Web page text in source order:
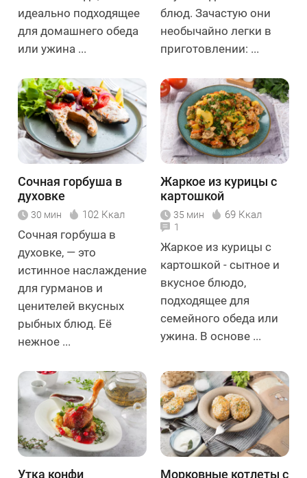
идеально подходящее
для домашнего обеда
или ужина ...
блюд. Зачастую они
необычайно легки в
приготовлении: ...
Сочная горбуша в
духовке
30 мин 102 Ккал
Сочная горбуша в
духовке, — это
истинное наслаждение
для гурманов и
ценителей вкусных
рыбных блюд. Её
нежное ...
Жаркое из курицы с
картошкой
35 мин 69 Ккал
1
Жаркое из курицы с
картошкой - сытное и
вкусное блюдо,
подходящее для
семейного обеда или
ужина. В основе ...
Утка конфи
Морковные котлеты с